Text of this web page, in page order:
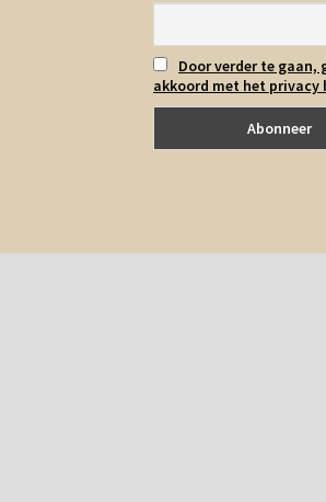
Door verder te gaan,
akkoord met het privacy